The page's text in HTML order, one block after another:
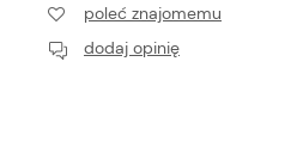
poleć znajomemu
dodaj opinię